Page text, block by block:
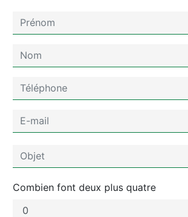
Combien font deux plus quatre